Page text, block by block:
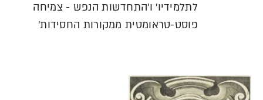
לתלמידיו' ו'התחדשות הנפש - צמיחה
פוסט-טראומטית ממקורות החסידות'